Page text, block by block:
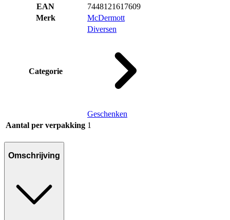
EAN
7448121617609
Merk
McDermott
Categorie
Diversen
Geschenken
Aantal per verpakking 1
Omschrijving